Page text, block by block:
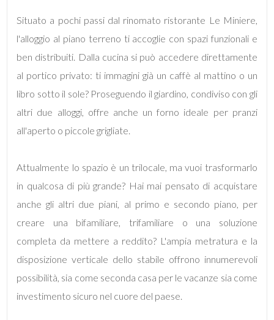
Situato a pochi passi dal rinomato ristorante Le Miniere,
l'alloggio al piano terreno ti accoglie con spazi funzionali e
ben distribuiti. Dalla cucina si può accedere direttamente
al portico privato: ti immagini già un caffè al mattino o un
libro sotto il sole? Proseguendo il giardino, condiviso con gli
altri due alloggi, offre anche un forno ideale per pranzi
all'aperto o piccole grigliate.
Attualmente lo spazio è un trilocale, ma vuoi trasformarlo
in qualcosa di più grande? Hai mai pensato di acquistare
anche gli altri due piani, al primo e secondo piano, per
creare una bifamiliare, trifamiliare o una soluzione
completa da mettere a reddito? L'ampia metratura e la
disposizione verticale dello stabile offrono innumerevoli
possibilità, sia come seconda casa per le vacanze sia come
investimento sicuro nel cuore del paese.
minimi
Qualsiasi
1
2
3
5+